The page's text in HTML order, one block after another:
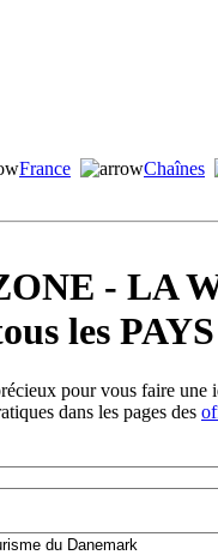
France Chaînes
- LA
les
pour vous faire
dans les pages des